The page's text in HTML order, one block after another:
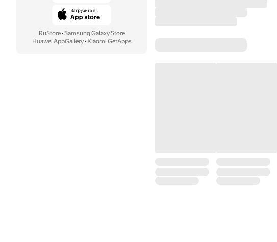
RuStore· Samsung Galaxy Store
Huawei AppGallery· Xiaomi GetApps